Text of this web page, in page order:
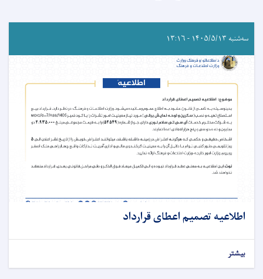
سه‌شنبه ۱۴۰۵/۵/۱۳ - ۱۳:۱۶
اطلاعیه تصمیم اعطای قرارداد
بیشتر